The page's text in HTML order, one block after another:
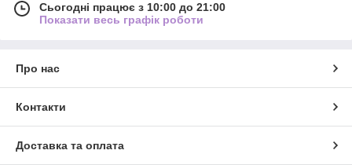
Сьогодні працює з 10:00 до 21:00
Показати весь графік роботи
Про нас
Контакти
Доставка та оплата